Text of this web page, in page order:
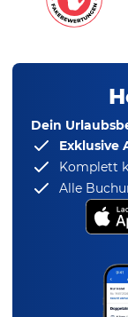
Dein
Exklusive
Komplett
Alle